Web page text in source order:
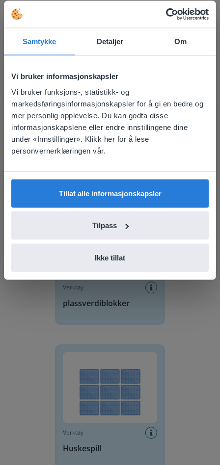
Samtykke Detaljer Om
Vi bruker informasjonskapsler
Vi bruker funksjons-, statistikk- og
markedsføringsinformasjonskapsler for å gi en bedre og
mer personlig opplevelse. Du kan godta disse
informasjonskapslene eller endre innstillingene dine
under «Innstillinger». Klikk her for å lese
personvernerklæringen vår.
Tillat alle informasjonskapsler
Tilpass
Ikke tillat
Oppdag mer
Verktøy
Mapa de assentos da
sala de aula
plassverdiblokker
Verktøy
plassverdiblokker
Verktøy
Huskespill
This website doesn't match
your location
Based on your location, we think you might
prefer to visit our English website. There you'll
English
Norsk